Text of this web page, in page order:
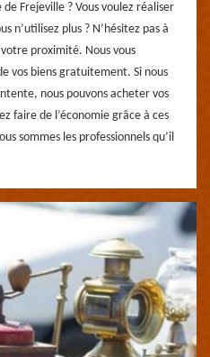
Frejeville ? Vous voulez réaliser
n’utilisez plus ? N’hésitez pas à
proximité. Nous vous
vos biens gratuitement. Si nous
nous pouvons acheter vos
faire de l’économie grâce à ces
sommes les professionnels qu’il